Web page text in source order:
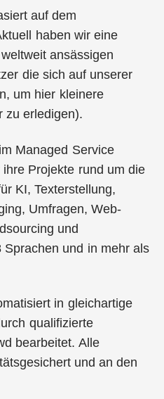
auf dem
haben wir eine
ansässigen
die sich auf unserer
um hier kleinere
zu erledigen).
Managed Service
Projekte rund um die
KI, Texterstellung,
Umfragen, Web-
und
und in mehr als
in gleichartige
qualifizierte
bearbeitet. Alle
und an den